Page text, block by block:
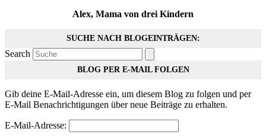
Alex, Mama von drei Kindern
SUCHE NACH BLOGEINTRÄGEN:
Search
BLOG PER E-MAIL FOLGEN
Gib deine E-Mail-Adresse ein, um diesem Blog zu folgen und per
E-Mail Benachrichtigungen über neue Beiträge zu erhalten.
E-Mail-Adresse: